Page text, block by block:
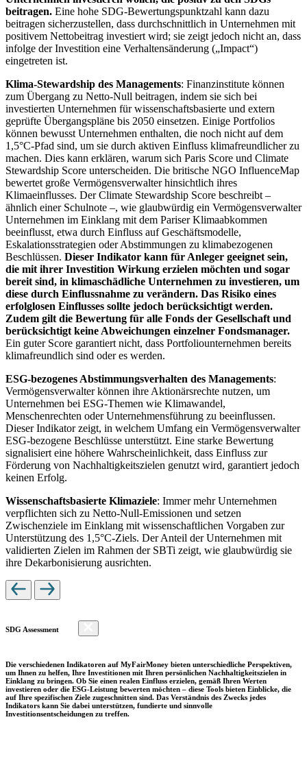
beitragen. Eine hohe SDG-Bewertungspunktzahl kann dazu
beitragen sicherzustellen, dass durchschnittlich in Unternehmen mit
positivem Nettobeitrag investiert wird; sie zeigt jedoch nicht an, dass
infolge der Investition eine Verhaltensänderung („Impact“)
eingetreten ist.
Klima-Stewardship des Managements: Finanzinstitute können
zum Übergang zu Netto-Null beitragen, indem sie sich bei
investierten Unternehmen für wissenschaftsbasierte und extern
geprüfte Übergangspläne bis 2050 einsetzen. Einige Portfolios
können bewusst Unternehmen enthalten, die noch nicht auf dem
1,5°C-Pfad sind, um sie durch aktiven Einfluss klimafreundlicher zu
machen. Dies kann erklären, warum sich Paris Score und Climate
Stewardship Score unterscheiden. Die britische NGO InfluenceMap
bewertet große Vermögensverwalter hinsichtlich ihres
Klimaeinflusses. Der Climate Stewardship Score beschreibt –
ähnlich einer Schulnote –, wie glaubwürdig ein Vermögensverwalter
Unternehmen im Einklang mit dem Pariser Klimaabkommen
beeinflusst, etwa durch Einfluss auf Geschäftsmodelle,
Eskalationsstrategien oder Abstimmungen zu klimabezogenen
Beschlüssen. Dieser Indikator kann für Anleger geeignet sein,
die mit ihrer Investition Wirkung erzielen möchten und sogar
bereit sind, in klimaschädliche Unternehmen zu investieren, um
diese durch Einflussnahme zu verändern. Das Risiko eines
erfolglosen Einflusses sollte jedoch berücksichtigt werden.
Zudem gilt die Bewertung für alle Fonds der Gesellschaft und
berücksichtigt keine Abweichungen einzelner Fondsmanager.
Ein guter Score garantiert nicht, dass Portfoliounternehmen bereits
klimafreundlich sind oder es werden.
ESG-bezogenes Abstimmungsverhalten des Managements:
Vermögensverwalter können ihre Aktionärsrechte nutzen, um
Unternehmen bei ESG-Themen wie Klimawandel,
Menschenrechten oder Unternehmensführung zu beeinflussen.
Dieser Indikator zeigt, in welchem Umfang ein Vermögensverwalter
ESG-bezogene Beschlüsse unterstützt. Eine starke Bewertung
signalisiert eine höhere Wahrscheinlichkeit, dass Einfluss zur
Förderung von Nachhaltigkeitszielen genutzt wird, garantiert jedoch
keinen Erfolg.
Wissenschaftsbasierte Klimaziele: Immer mehr Unternehmen
verpflichten sich zu Netto-Null-Emissionen und setzen
Zwischenziele im Einklang mit wissenschaftlichen Vorgaben zur
Unterstützung des 1,5°C-Ziels. Der Anteil der Unternehmen mit
validierten Zielen im Rahmen der SBTi zeigt, wie glaubwürdig sie
ihre Dekarbonisierung ausrichten.
SDG Assessment
Die verschiedenen Indikatoren auf MyFairMoney bieten unterschiedliche Perspektiven,
um Ihnen zu helfen, Ihre Investitionen mit Ihren persönlichen Nachhaltigkeitszielen in
Einklang zu bringen. Ob Sie einen realen Einfluss erzielen, gemäß Ihren Werten
investieren oder die ESG-Leistung bewerten möchten – diese Tools bieten Einblicke, die
auf Ihre spezifischen Ziele zugeschnitten sind. Das Verständnis des Zwecks jedes
Indikators kann Sie dabei unterstützen, fundierte und sinnvolle
Investitionsentscheidungen zu treffen.